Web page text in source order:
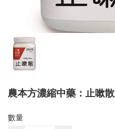
農本方濃縮中藥：止嗽散
數量